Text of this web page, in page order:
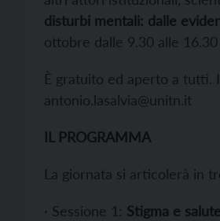
disturbi mentali: dalle
ottobre dalle 9.30 alle
È gratuito ed aperto a tutti.
antonio.lasalvia@unitn.it
IL PROGRAMMA
La giornata si articolerà in
· Sessione 1: Stigma e